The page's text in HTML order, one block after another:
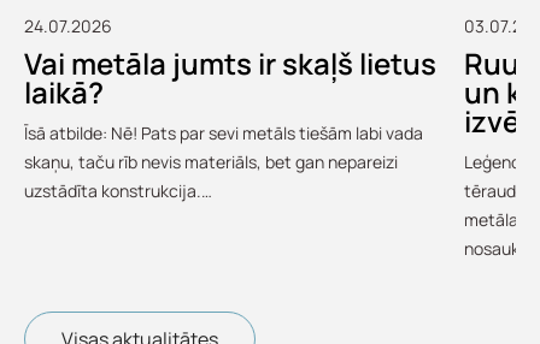
24.07.2026
Vai metāla jumts ir skaļš lietus
laikā?
Īsā atbilde: Nē! Pats par sevi metāls tiešām labi vada
skaņu, taču rīb nevis materiāls, bet gan nepareizi
uzstādīta konstrukcija.…
un
tērauds
metāla